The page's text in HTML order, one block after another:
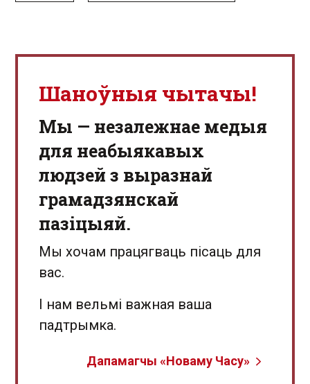
Шаноўныя чытачы!
Мы — незалежнае медыя
для неабыякавых
людзей з выразнай
грамадзянскай
пазіцыяй.
Мы хочам працягваць пісаць для
вас.
І нам вельмі важная ваша
падтрымка.
Дапамагчы «Новаму Часу»